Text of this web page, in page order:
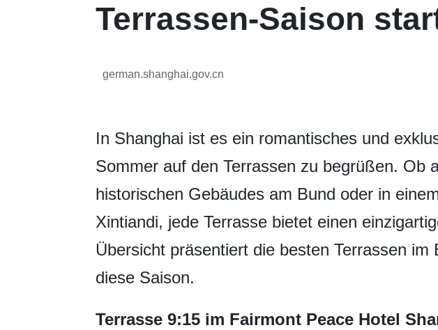
Terrassen-Saison
german.shanghai.gov.cn
In Shanghai ist es ein romantisches und
Sommer auf den Terrassen zu begrüßen. Ob
historischen Gebäudes am Bund oder in
Xintiandi, jede Terrasse bietet einen
Übersicht präsentiert die besten Terrassen im
diese Saison.
Terrasse 9:15 im Fairmont Peace Hotel